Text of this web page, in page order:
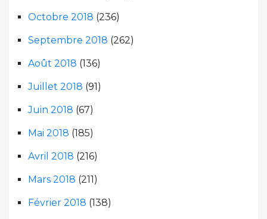
Octobre 2018 (236)
Septembre 2018 (262)
Août 2018 (136)
Juillet 2018 (91)
Juin 2018 (67)
Mai 2018 (185)
Avril 2018 (216)
Mars 2018 (211)
Février 2018 (138)